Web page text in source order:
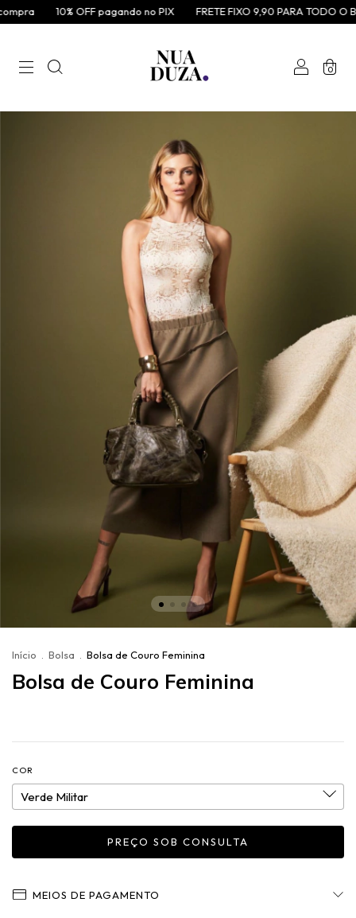
10% OFF pagando no PIX FRETE FIXO 9,90 PARA TODO O
0
Início . Bolsa . Bolsa de Couro Feminina
Bolsa de Couro Feminina
COR
MEIOS DE PAGAMENTO